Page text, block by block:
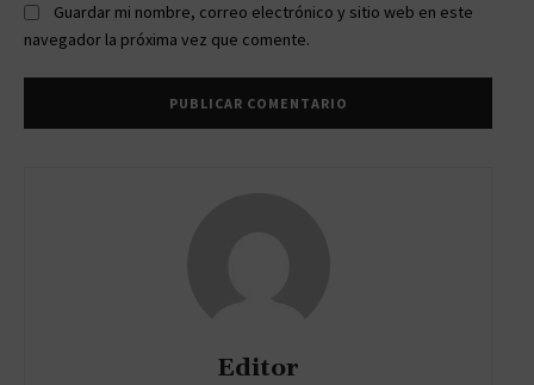
Guardar mi nombre, correo electrónico y sitio web en este
navegador la próxima vez que comente.
Editor